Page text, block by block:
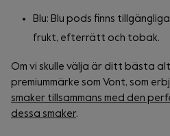
Blu: Blu pods finns
frukt, efterrätt och tobak.
Om vi skulle välja är ditt bästa
premiummärke som Vont, som
smaker tillsammans med den
dessa smaker.